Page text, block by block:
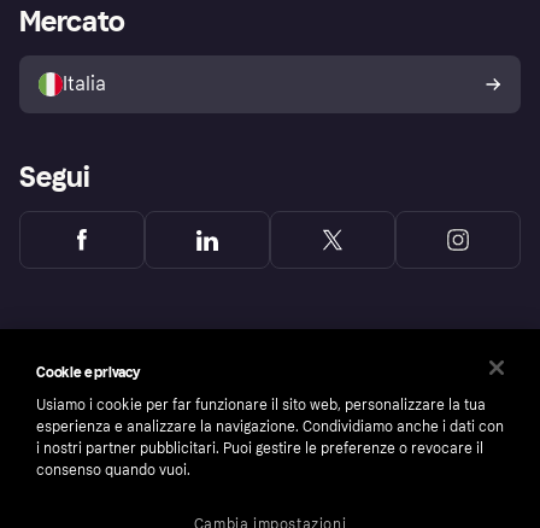
Esplora i negozi
Politica di protezione
dell'acquirente Klarna
Accesso aziende
Mercato
Italia
Segui
Cookie e privacy
Usiamo i cookie per far funzionare il sito web, personalizzare la tua
esperienza e analizzare la navigazione. Condividiamo anche i dati con
i nostri partner pubblicitari. Puoi gestire le preferenze o revocare il
consenso quando vuoi.
Cambia impostazioni